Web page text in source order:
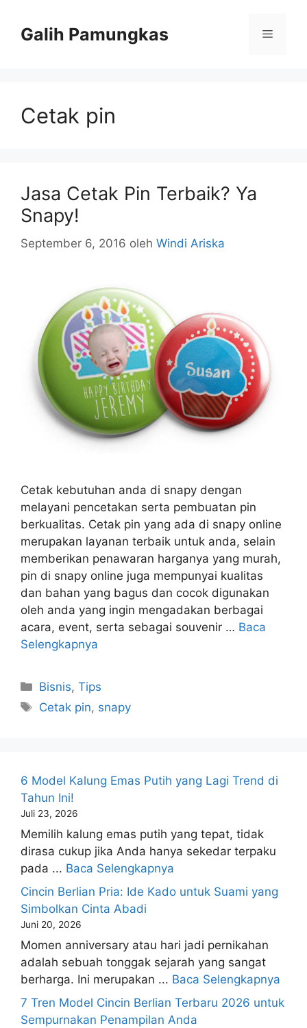
Galih Pamungkas Menu
Cetak pin
Jasa Cetak Pin Terbaik? Ya
Snapy!
September 6, 2016 oleh Windi Ariska
Cetak kebutuhan anda di snapy dengan
melayani pencetakan serta pembuatan pin
berkualitas. Cetak pin yang ada di snapy online
merupakan layanan terbaik untuk anda, selain
memberikan penawaran harganya yang murah,
pin di snapy online juga mempunyai kualitas
dan bahan yang bagus dan cocok digunakan
oleh anda yang ingin mengadakan berbagai
acara, event, serta sebagai souvenir … Baca
Selengkapnya
Kategori
Bisnis,Tips
Tag
Cetak pin, snapy
6 Model Kalung Emas Putih yang Lagi Trend di
Tahun Ini!
Juli 23, 2026
Memilih kalung emas putih yang tepat, tidak
dirasa cukup jika Anda hanya sekedar terpaku
pada ... Baca Selengkapnya
Cincin Berlian Pria: Ide Kado untuk Suami yang
Simbolkan Cinta Abadi
Juni 20, 2026
Momen anniversary atau hari jadi pernikahan
adalah sebuah tonggak sejarah yang sangat
berharga. Ini merupakan ... Baca Selengkapnya
7 Tren Model Cincin Berlian Terbaru 2026 untuk
Sempurnakan Penampilan Anda